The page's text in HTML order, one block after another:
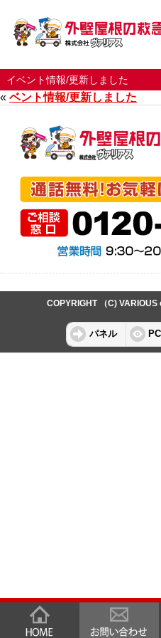
イベント情報/更新しました
« ベント情報/更新しました
COPYRIGHT （C)
パネル